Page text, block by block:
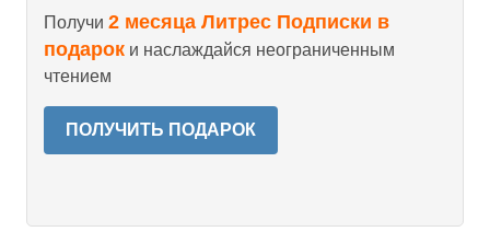
Получи 2 месяца Литрес Подписки в
подарок и наслаждайся неограниченным
чтением
ПОЛУЧИТЬ ПОДАРОК